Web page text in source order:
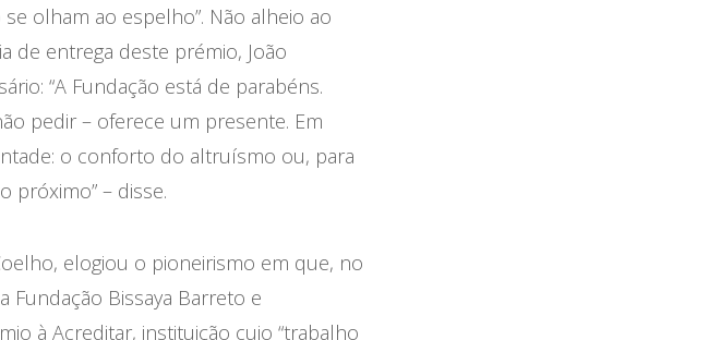
olham ao espelho”. Não alheio ao
de entrega deste prémio, João
“A Fundação está de parabéns.
pedir – oferece um presente. Em
o conforto do altruísmo ou, para
próximo” – disse.
elogiou o pioneirismo em que, no
Fundação Bissaya Barreto e
à Acreditar, instituição cujo “trabalho